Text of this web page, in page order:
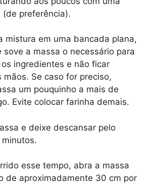
(de preferência).
mistura em uma bancada plana,
sove a massa o necessário para
ingredientes e não ficar
mãos. Se caso for preciso,
um pouquinho a mais de
Evite colocar farinha demais.
e deixe descansar pelo
esse tempo, abra a massa
de aproximadamente 30 cm por